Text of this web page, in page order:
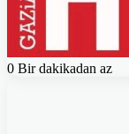
0 Bir dakikadan az